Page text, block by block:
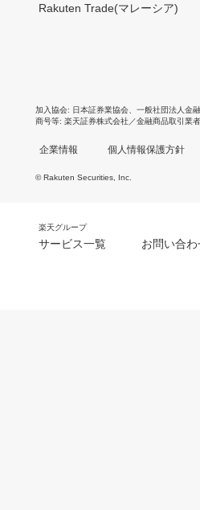
Rakuten Trade(マレーシア)
加入協会 日本証券業協会 一般社団法人金
商号等 楽天証券株式会社／金融商品取引業
企業情報 個人情報保護方針
© Rakuten Securities, Inc.
楽天グループ
サービス一覧 お問い合